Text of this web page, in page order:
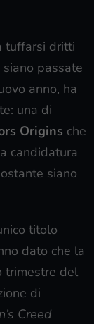
tuffarsi dritti
passate
anno, ha
una di
Origins che
candidatura
siano
titolo
dato che la
trimestre del
di
Creed